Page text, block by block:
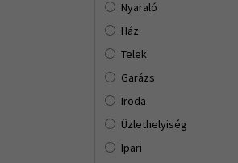
Nyaraló
Ház
Telek
Garázs
Iroda
Üzlethelyiség
Ipari